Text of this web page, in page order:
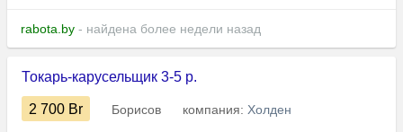
rabota.by - найдена более недели назад
Токарь-карусельщик 3-5 р.
2 700 Br Борисов компания: Холден